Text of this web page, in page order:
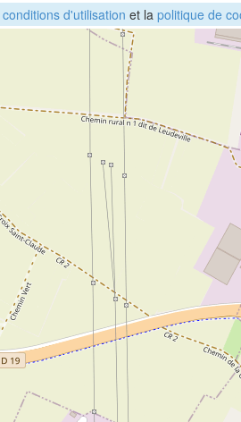
conditions d'utilisation et la politique de